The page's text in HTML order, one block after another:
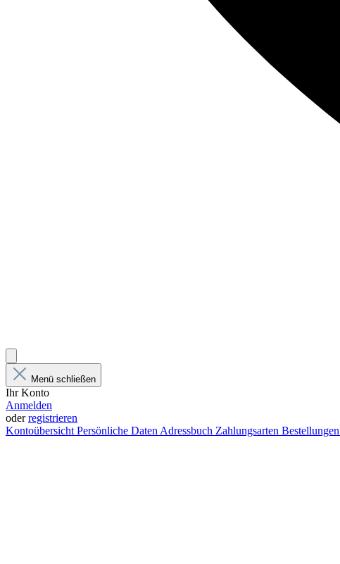
Menü schließen
Ihr Konto
Anmelden
oderregistrieren
KontoübersichtPersönliche DatenAdressbuch Zahlungsarten Bestellungen